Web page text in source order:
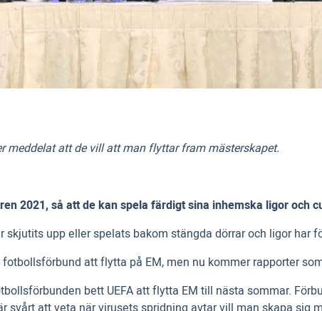
meddelat att de vill att man flyttar fram mästerskapet.
2021, så att de kan spela färdigt sina inhemska ligor och
upp eller spelats bakom stängda dörrar och ligor har
att flytta på EM, men nu kommer rapporter
bett UEFA att flytta EM till nästa sommar.